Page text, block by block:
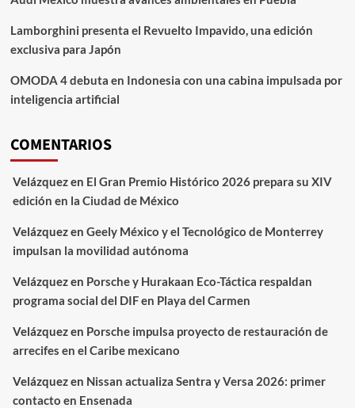
Lamborghini presenta el Revuelto Impavido, una edición
exclusiva para Japón
OMODA 4 debuta en Indonesia con una cabina impulsada por
inteligencia artificial
COMENTARIOS
Velázquezen El Gran Premio Histórico 2026 prepara su XIV
edición en la Ciudad de México
Velázquezen Geely México y el Tecnológico de Monterrey
impulsan la movilidad autónoma
Velázquezen Porsche y Hurakaan Eco-Táctica respaldan
programa social del DIF en Playa del Carmen
Velázquezen Porsche impulsa proyecto de restauración de
arrecifes en el Caribe mexicano
Velázquezen Nissan actualiza Sentra y Versa 2026: primer
contacto en Ensenada